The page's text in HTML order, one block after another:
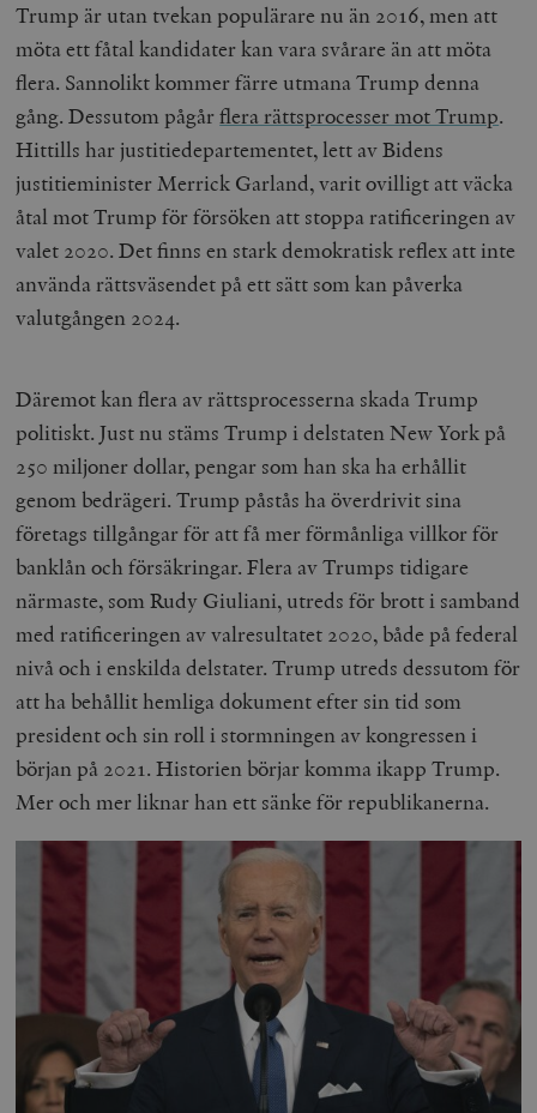
Trump är utan tvekan populärare nu än 2016, men att
möta ett fåtal kandidater kan vara svårare än att möta
flera. Sannolikt kommer färre utmana Trump denna
gång. Dessutom pågårflera rättsprocesser mot Trump.
Hittills har justitiedepartementet, lett av Bidens
justitieminister Merrick Garland, varit ovilligt att väcka
åtal mot Trump för försöken att stoppa ratificeringen av
valet 2020. Det finns en stark demokratisk reflex att inte
använda rättsväsendet på ett sätt som kan påverka
valutgången 2024.
Däremot kan flera av rättsprocesserna skada Trump
politiskt. Just nu stäms Trump i delstaten New York på
250 miljoner dollar, pengar som han ska ha erhållit
genom bedrägeri. Trump påstås ha överdrivit sina
företags tillgångar för att få mer förmånliga villkor för
banklån och försäkringar. Flera av Trumps tidigare
närmaste, som Rudy Giuliani, utreds för brott i samband
med ratificeringen av valresultatet 2020, både på federal
nivå och i enskilda delstater. Trump utreds dessutom för
att ha behållit hemliga dokument efter sin tid som
president och sin roll i stormningen av kongressen i
början på 2021. Historien börjar komma ikapp Trump.
Mer och mer liknar han ett sänke för republikanerna.